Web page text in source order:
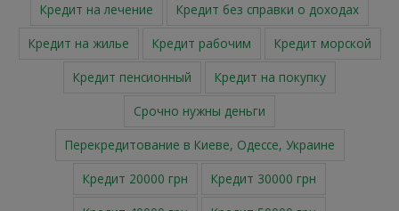
Кредит на лечение
Кредит без справки о доходах
Кредит на жилье
Кредит рабочим
Кредит морской
Кредит пенсионный
Кредит на покупку
Cрочно нужны деньги
Перекредитование в Киеве, Одессе, Украине
Кредит 20000 грн
Кредит 30000 грн